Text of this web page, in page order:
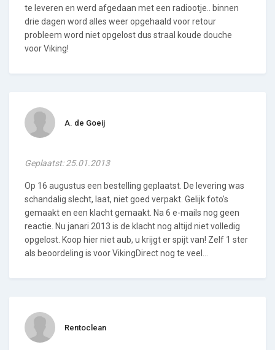
te leveren en werd afgedaan met een radiootje.. binnen
drie dagen word alles weer opgehaald voor retour
probleem word niet opgelost dus straal koude douche
voor Viking!
A. de Goeij
Geplaatst: 25.01.2013
Op 16 augustus een bestelling geplaatst. De levering was
schandalig slecht, laat, niet goed verpakt. Gelijk foto's
gemaakt en een klacht gemaakt. Na 6 e-mails nog geen
reactie. Nu janari 2013 is de klacht nog altijd niet volledig
opgelost. Koop hier niet aub, u krijgt er spijt van! Zelf 1 ster
als beoordeling is voor VikingDirect nog te veel...
Rentoclean